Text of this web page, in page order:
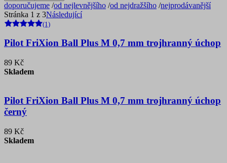
doporučujeme /od nejlevnějšího /od nejdražšího /nejprodávanější
Stránka 1 z 3Následující
(1)
Pilot FriXion Ball Plus M 0,7 mm trojhranný úchop
89 Kč
Skladem
Pilot FriXion Ball Plus M 0,7 mm trojhranný úchop
černý
89 Kč
Skladem